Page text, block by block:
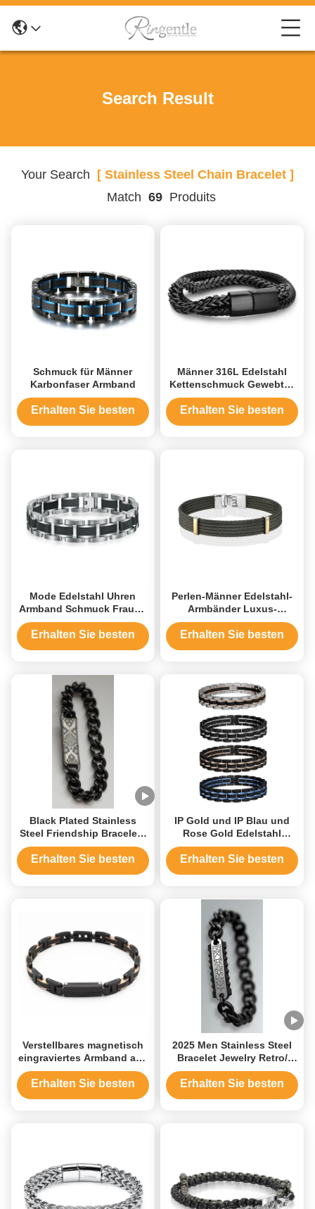
Search Result
Your Search [ Stainless Steel Chain Bracelet ]
Match 69Produits
Schmuck für Männer
Karbonfaser Armband
Erhalten Sie besten
Männer 316L Edelstahl
Kettenschmuck Gewebtes
Seil PU Lederseil Wickel
Armband
Erhalten Sie besten
Mode Edelstahl Uhren
Armband Schmuck Frauen
Männer Punk Armbänder
kundenspezifisch
Erhalten Sie besten
Perlen-Männer Edelstahl-
Armbänder Luxus-
Mehrschicht Gewebter
Geflechteter Lederarmband
Erhalten Sie besten
Black Plated Stainless
Steel Friendship Bracelets
for Man Bracelet Jewelry
Chain Party
Erhalten Sie besten
IP Gold und IP Blau und
Rose Gold Edelstahl
Männer Armband Mode
Schmuck Armbänder
Erhalten Sie besten
Verstellbares magnetisch
eingraviertes Armband aus
Edelstahl
Erhalten Sie besten
2025 Men Stainless Steel
Bracelet Jewelry Retro/
Black Chain Man Bracelet
Erhalten Sie besten